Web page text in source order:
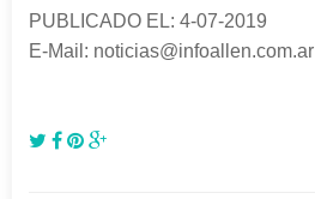
PUBLICADO EL: 4-07-2019
E-Mail: noticias@infoallen.com.ar